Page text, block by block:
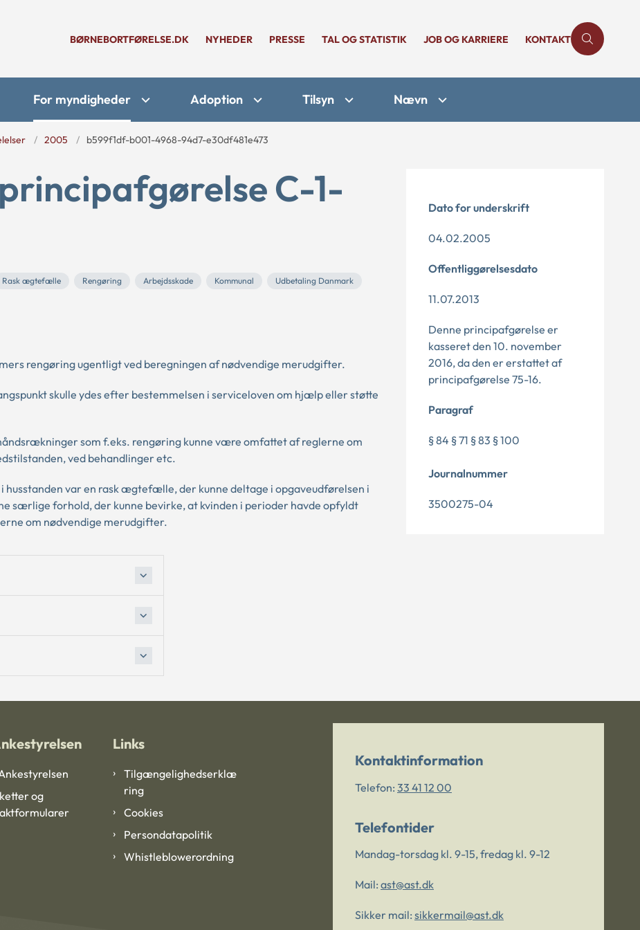
BØRNEBORTFØRELSE.DK NYHEDER PRESSE TAL OG STATISTIK JOB OG KARRIERE KONTAKT
For myndigheder Adoption Tilsyn Nævn
2005 b599f1df-b001-4968-94d7-e30df481e473
C-1-
Rask ægtefælle Rengøring Arbejdsskade Kommunal
Udbetaling Danmark
rengøring ugentligt ved beregningen af nødvendige merudgifter.
skulle ydes efter bestemmelsen i serviceloven om hjælp eller støtte
som f.eks. rengøring kunne være omfattet af reglerne om
ved behandlinger etc.
var en rask ægtefælle, der kunne deltage i opgaveudførelsen i
særlige forhold, der kunne bevirke, at kvinden i perioder havde opfyldt
om nødvendige merudgifter.
Dato for underskrift
04.02.2005
Offentliggørelsesdato
11.07.2013
Denne principafgørelse er
kasseret den 10. november
2016, da den er erstattet af
principafgørelse 75-16.
Paragraf
§ 84 § 71 § 83 § 100
Journalnummer
3500275-04
og
Links
Tilgængelighedserklæ
ring
Cookies
Persondatapolitik
Whistleblowerordning
Kontaktinformation
Telefon: 33 41 12 00
Telefontider
Mandag-torsdag kl. 9-15, fredag kl. 9-12
Mail: ast@ast.dk
Sikker mail: sikkermail@ast.dk